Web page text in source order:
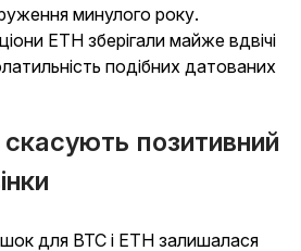
минулого року.
ETH зберігали майже вдвічі
подібних датованих
позитивний
для BTC і ETH залишалася